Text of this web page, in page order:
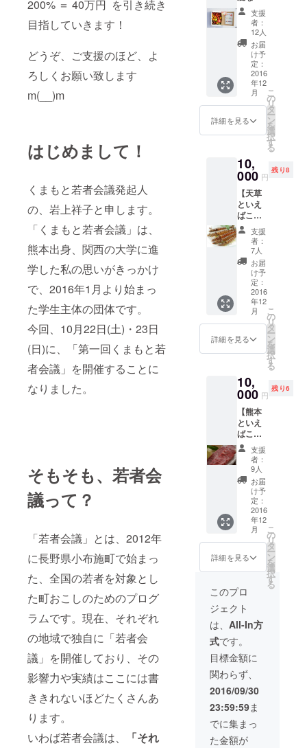
200% ＝ 40万円 を引き続き
目指していきます！
どうぞ、ご支援のほど、よ
ろしくお願い致します
m(__)m
はじめまして！
くまもと若者会議発起人
の、岩上祥子と申します。
「くまもと若者会議」は、
熊本出身、関西の大学に進
学した私の思いがきっかけ
で、2016年1月より始まっ
た学生主体の団体です。
今回、10月22日(土)・23日
(日)に、「第一回くまもと若
者会議」を開催することに
なりました。
そもそも、若者会
議って？
「若者会議」とは、2012年
に長野県小布施町で始まっ
た、全国の若者を対象とし
た町おこしのためのプログ
ラムです。現在、それぞれ
の地域で独自に「若者会
議」を開催しており、その
影響力や実績はここには書
ききれないほどたくさんあ
ります。
いわば若者会議は、
「それ
世界に一つのお
礼の言葉の手紙
宝石ト
マト≫
セッ
ト】 ・
ミヤザ
ファー
ム 宝
石トマ
ト
（1200
g） ・
あなた
ひとつ
ひとつ
特別な
サンク
スレ
ター ・
支援し
てくだ
さった
方限定
の活動
報告 ＊
写真の
ような
かわい
いパッ
ケージ
支援
者：
12人
お届
け予
定：
2016
年12
月
詳細を見る
こ
の
リ
タ
ー
ン
を
選
択
す
る
10,
000 円
残り8
【天草
といえ
ばこ
れ！車
海老
セット
】 ・天
草特
産！友
榮水産
の車海
（400g/
冷凍）
・あな
ただ
とつひ
とつ特
別なサ
ンクス
レター
・支援
してく
ださっ
た方限
定の活
動報告
支援
者：
7人
お届
け予
定：
2016
年12
月
詳細を見る
こ
の
リ
タ
ー
ン
を
選
択
す
る
10,
000 円
残り6
【熊本
といえ
ばこ
れ！あ
か牛
セッ
ト】 ・
あそう
ぶやま
のあか
牛（焼
肉用バ
ラ・赤
身)
300g ・
あなた
だけ、
ひとつ
ひとつ
特別な
サンク
スレ
ター ・
支援し
てくだ
さった
方限定
の活動
報告
支援
者：
9人
お届
け予
定：
2016
年12
月
詳細を見る
こ
の
リ
タ
ー
ン
を
選
択
す
る
このプロ
ジェクト
は、 All-In方
式です。
目標金額に
関わらず、
2016/09/30
23:59:59ま
でに集まっ
た金額が